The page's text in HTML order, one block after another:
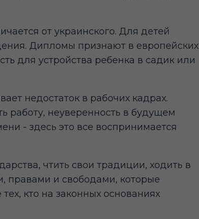
от украинского. Для детей
Дипломы признают в европейских
для устройства ребенка в садик или
недостаток в рабочих кадрах.
работу, неуверенность в будущем
- здесь это все воспринимается
чтить свои традиции, ходить в
правами и свободами, которые
кто на законных основаниях